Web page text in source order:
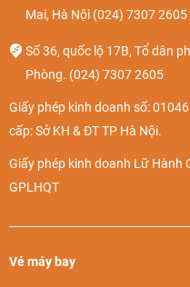
Mai, Hà Nội (024) 7307 2605
Số 36, quốc lộ 17B, Tổ dân
Phòng. (024) 7307 2605
Giấy phép kinh doanh số:
cấp: Sở KH & ĐT TP Hà Nội.
Giấy phép kinh doanh Lữ Hành
GPLHQT
Vé máy bay